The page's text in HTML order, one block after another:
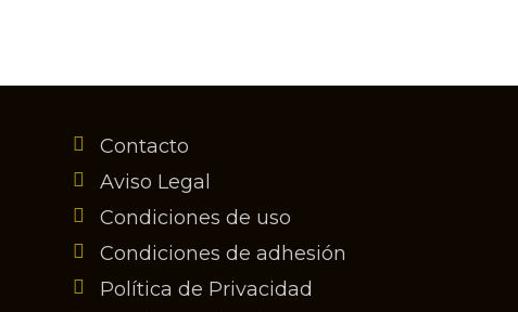
Contacto
Aviso Legal
Condiciones de uso
Condiciones de adhesión
Política de Privacidad